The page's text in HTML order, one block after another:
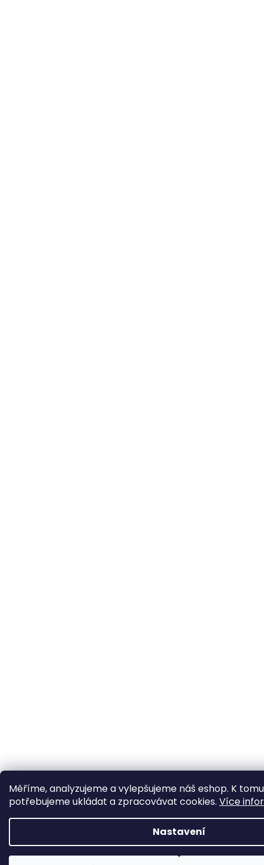
Měříme, analyzujeme a vylepšujeme náš eshop. K tomu
potřebujeme ukládat a zpracovávat cookies. Více
Nastavení